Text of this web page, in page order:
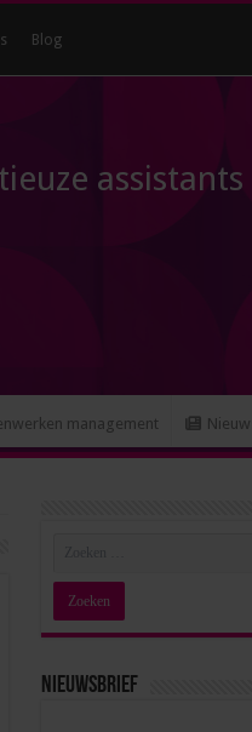
Blog
assistants
management
Nieuwsbrief